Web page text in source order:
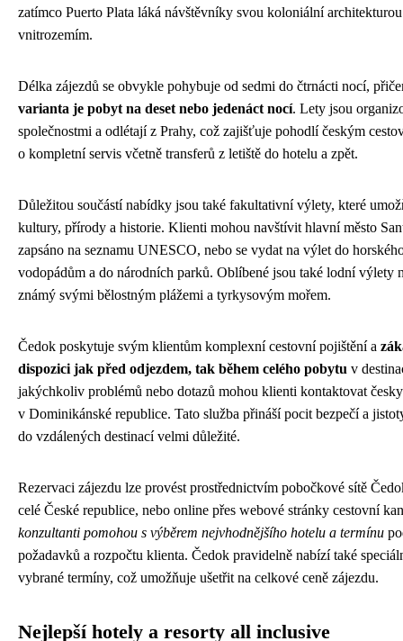
zatímco Puerto Plata láká návštěvníky svou koloniální
vnitrozemím.
Délka zájezdů se obvykle pohybuje od sedmi do čtrnácti nocí,
varianta je pobyt na deset nebo jedenáct nocí. Lety jsou
společnostmi a odlétají z Prahy, což zajišťuje pohodlí českým
o kompletní servis včetně transferů z letiště do hotelu a zpět.
Důležitou součástí nabídky jsou také fakultativní výlety, které
kultury, přírody a historie. Klienti mohou navštívit hlavní město
zapsáno na seznamu UNESCO, nebo se vydat na výlet do
vodopádům a do národních parků. Oblíbené jsou také lodní výlety
známý svými bělostným plážemi a tyrkysovým mořem.
Čedok poskytuje svým klientům komplexní cestovní pojištění a
dispozici jak před odjezdem, tak během celého pobytu v
jakýchkoliv problémů nebo dotazů mohou klienti kontaktovat
v Dominikánské republice. Tato služba přináší pocit bezpečí a
do vzdálených destinací velmi důležité.
Rezervaci zájezdu lze provést prostřednictvím pobočkové sítě
celé České republice, nebo online přes webové stránky cestovní
konzultanti pomohou s výběrem nejvhodnějšího hotelu a termínu
požadavků a rozpočtu klienta. Čedok pravidelně nabízí také
vybrané termíny, což umožňuje ušetřit na celkové ceně zájezdu.
Nejlepší hotely a resorty all inclusive